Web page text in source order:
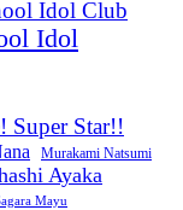
Idol Club
Idol
Super Star!!
Murakami Natsumi
Ayaka
Mayu